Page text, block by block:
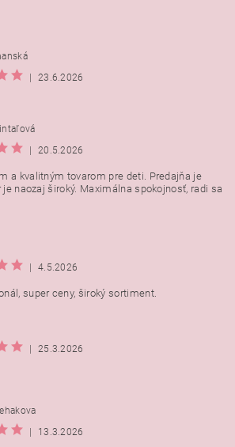
súhlasíte s
|
23.6.2026
|
20.5.2026
a kvalitným tovarom pre deti. Predajňa je
naozaj široký. Maximálna spokojnosť, radi sa
|
4.5.2026
super ceny, široký sortiment.
| 25.3.2026
|
13.3.2026